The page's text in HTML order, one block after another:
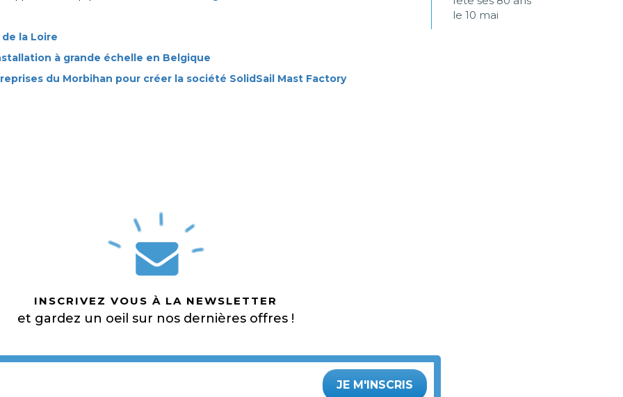
la Loire
à grande échelle en Belgique
du Morbihan pour créer la société SolidSail Mast Factory
le 10 mai
INSCRIVEZ VOUS À LA NEWSLETTER
et gardez un oeil sur nos dernières offres !
JE M'INSCRIS